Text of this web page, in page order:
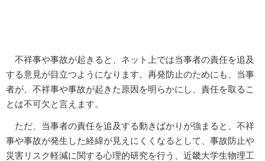
不祥事や事故が起きると、ネット上では当事者の責任を追及
する意見が目立つようになります。再発防止のためにも、当事
者が、不祥事や事故が起きた原因を明らかにし、責任を取るこ
とは不可欠と言えます。
ただ、当事者の責任を追及する動きばかりが強まると、不祥
事や事故が発生した経緯が見えにくくなるとして、事故防止や
災害リスク軽減に関する心理的研究を行う、近畿大学生物理工